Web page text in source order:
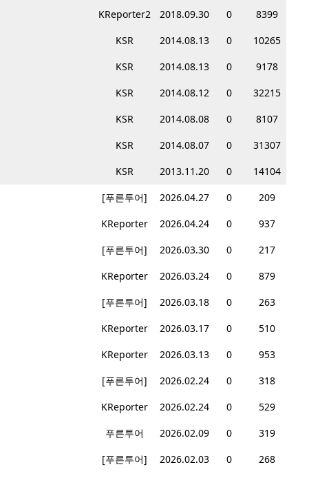
KReporter2 2018.09.30 0
8399
KSR 2014.08.13 0
10265
KSR 2014.08.13 0
9178
KSR 2014.08.12 0
32215
KSR 2014.08.08 0
8107
KSR 2014.08.07 0
31307
KSR 2013.11.20 0
14104
[푸른투어] 2026.04.27 0
209
KReporter 2026.04.24 0
937
[푸른투어] 2026.03.30 0
217
KReporter 2026.03.24 0
879
[푸른투어] 2026.03.18 0
263
KReporter 2026.03.17 0
510
KReporter 2026.03.13 0
953
[푸른투어] 2026.02.24 0
318
KReporter 2026.02.24 0
529
푸른투어 2026.02.09 0
319
[푸른투어] 2026.02.03 0
268